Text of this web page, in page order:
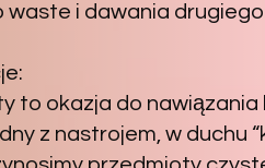
waste i dawania
to okazja do
z nastrojem, w duchu